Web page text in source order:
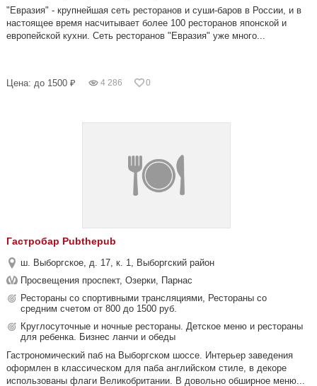
"Евразия" - крупнейшая сеть ресторанов и суши-баров в России, и в
настоящее время насчитывает более 100 ресторанов японской и
европейской кухни. Сеть ресторанов "Евразия" уже много...
Цена: до 1500 ₽ 4 286 0
Гастробар Pubthepub
ш. Выборгское, д. 17, к. 1, Выборгский район
Просвещения проспект, Озерки, Парнас
Рестораны со спортивными трансляциями, Рестораны со
средним счетом от 800 до 1500 руб.
Круглосуточные и ночные рестораны. Детское меню и рестораны
для ребенка. Бизнес ланчи и обеды
Гастрономический паб на Выборгском шоссе. Интерьер заведения
оформлен в классическом для паба английском стиле, в декоре
использованы флаги Великобритании. В довольно обширное меню...